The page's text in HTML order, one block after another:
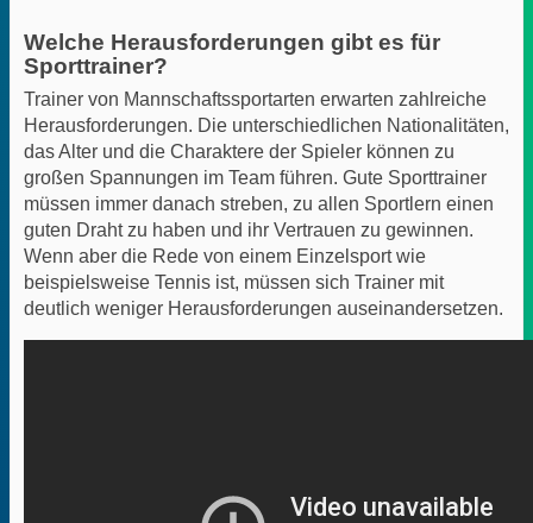
Welche Herausforderungen gibt es für
Sporttrainer?
Trainer von Mannschaftssportarten erwarten zahlreiche
Herausforderungen. Die unterschiedlichen Nationalitäten,
das Alter und die Charaktere der Spieler können zu
großen Spannungen im Team führen. Gute Sporttrainer
müssen immer danach streben, zu allen Sportlern einen
guten Draht zu haben und ihr Vertrauen zu gewinnen.
Wenn aber die Rede von einem Einzelsport wie
beispielsweise Tennis ist, müssen sich Trainer mit
deutlich weniger Herausforderungen auseinandersetzen.